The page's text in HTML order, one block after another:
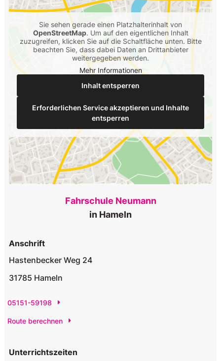
Sie sehen gerade einen Platzhalterinhalt von
OpenStreetMap. Um auf den eigentlichen Inhalt
zuzugreifen, klicken Sie auf die Schaltfläche unten. Bitte
beachten Sie, dass dabei Daten an Drittanbieter
weitergegeben werden.
Mehr Informationen
Inhalt entsperren
Erforderlichen Service akzeptieren und Inhalte
entsperren
Fahrschule Neumann
in Hameln
Anschrift
Hastenbecker Weg 24
31785 Hameln
05151-59198
Route berechnen
Unterrichtszeiten